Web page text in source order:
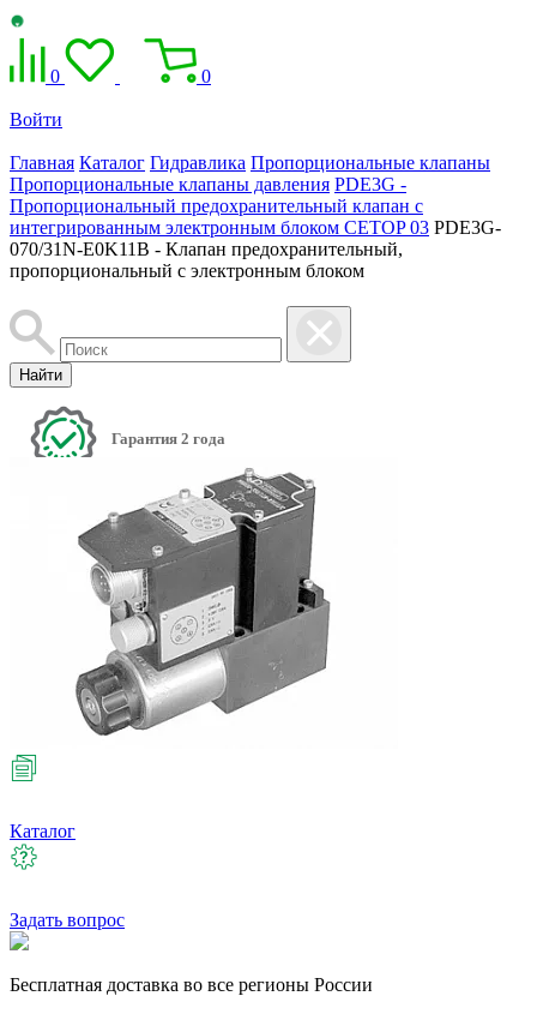
0 0
Войти
Главная Каталог Гидравлика Пропорциональные клапаны
Пропорциональные клапаны давления PDE3G -
Пропорциональный предохранительный клапан с
интегрированным электронным блоком CETOP 03 PDE3G-
070/31N-E0K11B - Клапан предохранительный,
пропорциональный с электронным блоком
Найти
Гарантия 2 года
Каталог
Задать вопрос
Бесплатная доставка во все регионы России